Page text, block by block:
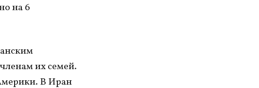
на 6
их семей.
В Иран